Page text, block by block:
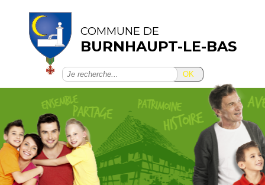
COMMUNE DE
BURNHAUPT-LE-BAS
OK